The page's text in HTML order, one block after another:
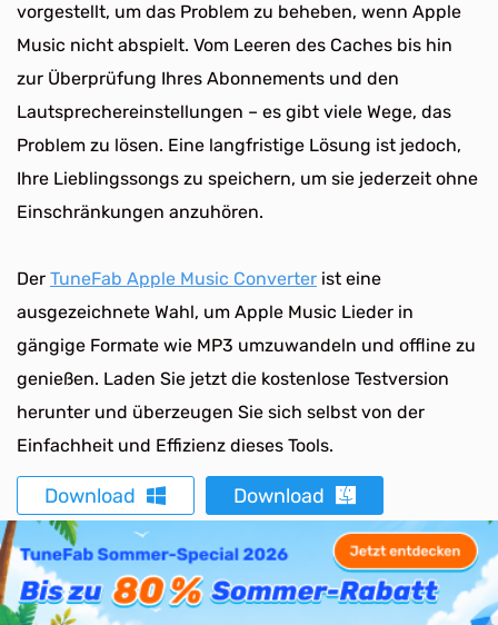
vorgestellt, um das Problem zu beheben, wenn Apple
Music nicht abspielt. Vom Leeren des Caches bis hin
zur Überprüfung Ihres Abonnements und den
Lautsprechereinstellungen – es gibt viele Wege, das
Problem zu lösen. Eine langfristige Lösung ist jedoch,
Ihre Lieblingssongs zu speichern, um sie jederzeit ohne
Einschränkungen anzuhören.
Der TuneFab Apple Music Converter ist eine
ausgezeichnete Wahl, um Apple Music Lieder in
gängige Formate wie MP3 umzuwandeln und offline zu
genießen. Laden Sie jetzt die kostenlose Testversion
herunter und überzeugen Sie sich selbst von der
Einfachheit und Effizienz dieses Tools.
Download Download
Ausgezeichnet